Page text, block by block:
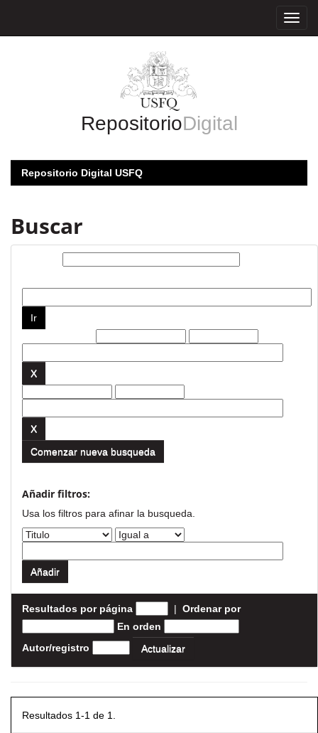
RepositorioDigital
Repositorio Digital USFQ
Buscar
Comenzar nueva busqueda
Añadir filtros:
Usa los filtros para afinar la busqueda.
Resultados por página | Ordenar por
En orden
Autor/registro
Resultados 1-1 de 1.